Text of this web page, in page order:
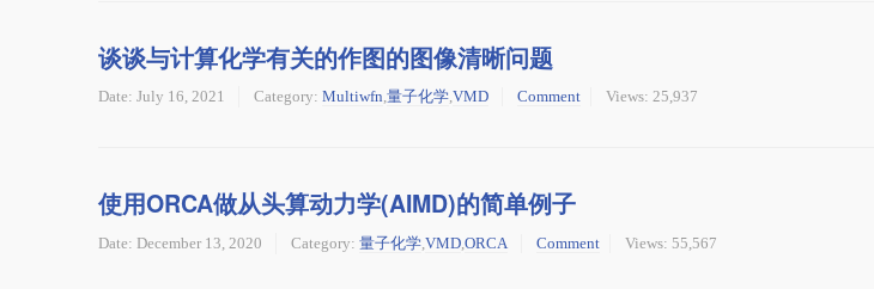
谈谈与计算化学有关的作图的图像清晰问题
Date: July 16, 2021 Category: Multiwfn,量子化学,VMD Comment Views: 25,937
使用ORCA做从头算动力学(AIMD)的简单例子
Date: December 13, 2020 Category: 量子化学 VMD ORCA Comment Views: 55,567